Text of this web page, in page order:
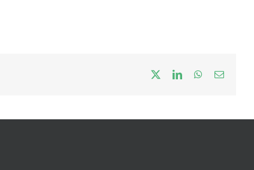
LinkedInWhatsApp
Correo